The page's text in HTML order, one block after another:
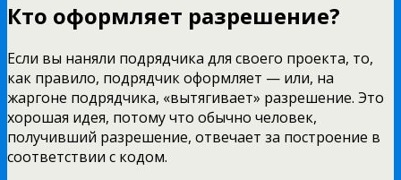
Кто оформляет разрешение?
Если вы наняли подрядчика для своего проекта, то,
как правило, подрядчик оформляет — или, на
жаргоне подрядчика, «вытягивает» разрешение. Это
хорошая идея, потому что обычно человек,
получивший разрешение, отвечает за построение в
соответствии с кодом.